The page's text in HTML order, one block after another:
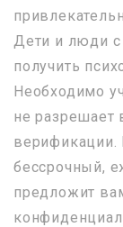
Дети и люди с
получить
Необходимо
не разрешает
верификации.
бессрочный,
предложит